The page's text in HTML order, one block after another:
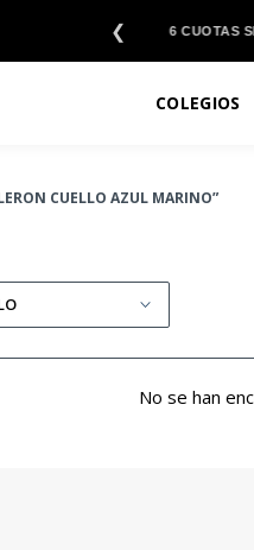
❮
COLEGIOS
CUELLO AZUL MARINO”
No se han